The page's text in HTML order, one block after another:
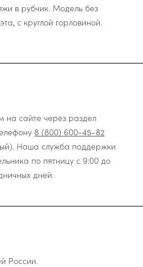
в рубчик. Модель без
с круглой горловиной.
на сайте через раздел
8 (800) 600-45-82
Наша служба поддержки
по пятницу с 9:00 до
дней.
России.